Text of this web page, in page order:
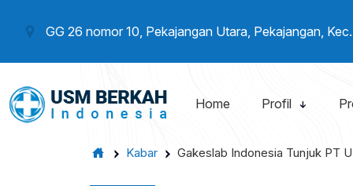
GG 26 nomor 10, Pekajangan Utara, Pekajangan,
Home Profil
Kabar Gakeslab Indonesia Tunjuk PT